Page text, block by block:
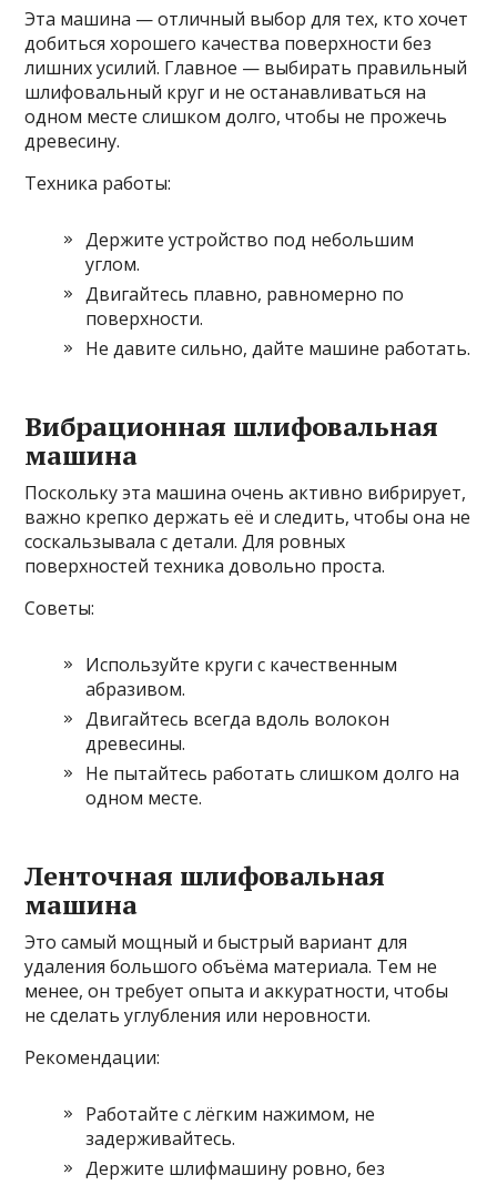
Эта машина — отличный выбор для тех, кто хочет
добиться хорошего качества поверхности без
лишних усилий. Главное — выбирать правильный
шлифовальный круг и не останавливаться на
одном месте слишком долго, чтобы не прожечь
древесину.
Техника работы:
Держите устройство под небольшим
углом.
Двигайтесь плавно, равномерно по
поверхности.
Не давите сильно, дайте машине работать.
Вибрационная шлифовальная
машина
Поскольку эта машина очень активно вибрирует,
важно крепко держать её и следить, чтобы она не
соскальзывала с детали. Для ровных
поверхностей техника довольно проста.
Советы:
Используйте круги с качественным
абразивом.
Двигайтесь всегда вдоль волокон
древесины.
Не пытайтесь работать слишком долго на
одном месте.
Ленточная шлифовальная
машина
Это самый мощный и быстрый вариант для
удаления большого объёма материала. Тем не
менее, он требует опыта и аккуратности, чтобы
не сделать углубления или неровности.
Рекомендации:
Работайте с лёгким нажимом, не
задерживайтесь.
Держите шлифмашину ровно, без